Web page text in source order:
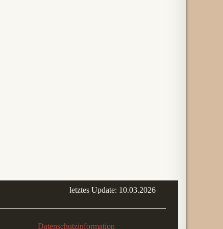
letztes Update: 10.03.2026
Datenschutzinformation